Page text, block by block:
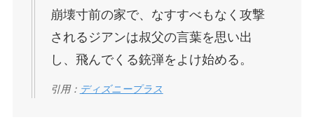
崩壊寸前の家で、なすすべもなく攻撃
されるジアンは叔父の言葉を思い出
し、飛んでくる銃弾をよけ始める。
引用： ディズニープラス